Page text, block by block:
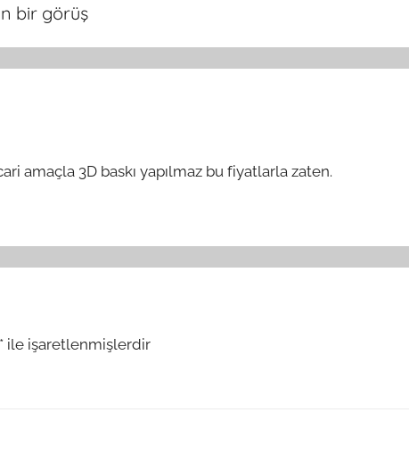
bir görüş
amaçla 3D baskı yapılmaz bu fiyatlarla zaten.
* ile işaretlenmişlerdir